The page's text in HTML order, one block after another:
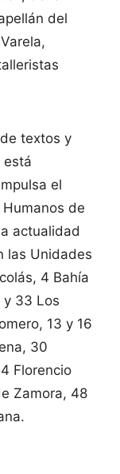
del
textos y
está
el
de
actualidad
las Unidades
4 Bahía
y 33 Los
13 y 16
30
Florencio
Zamora, 48